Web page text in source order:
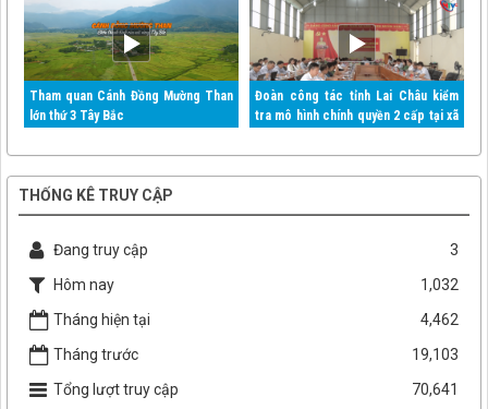
toàn xã hội
Tham quan Cánh Đồng Mường Than
lớn thứ 3 Tây Bắc
Đoàn công tác tỉnh Lai Châu kiểm
tra mô hình chính quyền 2 cấp tại xã
THỐNG KÊ TRUY CẬP
Đang truy cập
3
Hôm nay
1,032
Tháng hiện tại
4,462
Tháng trước
19,103
Tổng lượt truy cập
70,641